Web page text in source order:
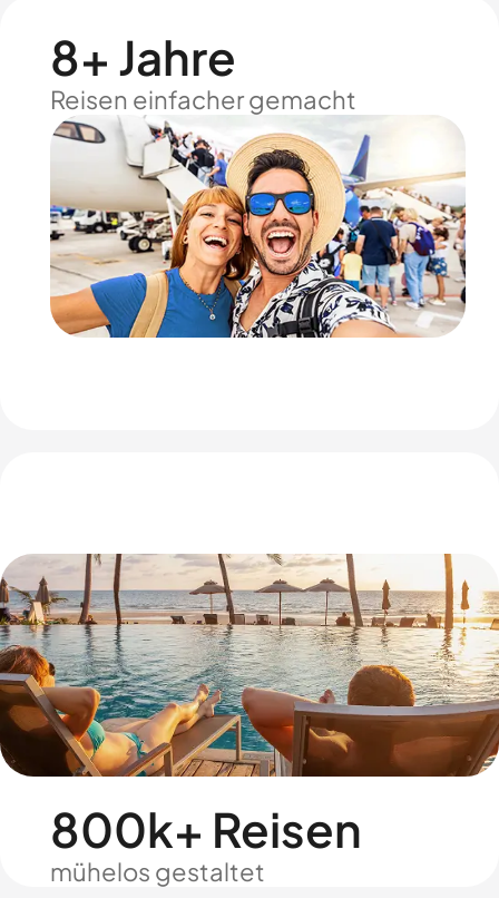
8+ Jahre
Reisen einfacher gemacht
800k+ Reisen
mühelos gestaltet